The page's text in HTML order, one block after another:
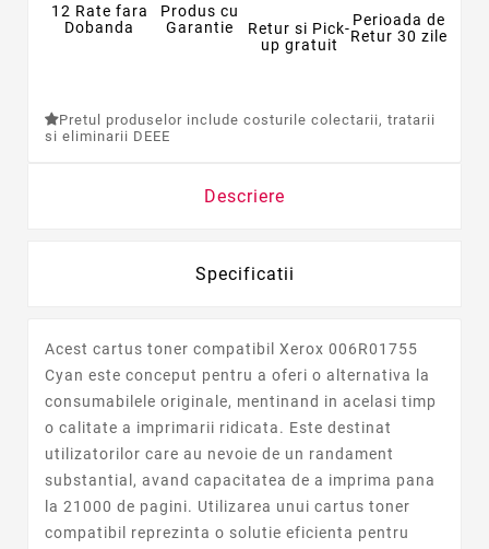
12 Rate fara
Dobanda
Produs cu
Garantie
Retur si Pick-
up gratuit
Perioada de
Retur 30 zile
Pretul produselor include costurile colectarii, tratarii
si eliminarii DEEE
Descriere
Specificatii
Acest cartus toner compatibil Xerox 006R01755
Cyan este conceput pentru a oferi o alternativa la
consumabilele originale, mentinand in acelasi timp
o calitate a imprimarii ridicata. Este destinat
utilizatorilor care au nevoie de un randament
substantial, avand capacitatea de a imprima pana
la 21000 de pagini. Utilizarea unui cartus toner
compatibil reprezinta o solutie eficienta pentru